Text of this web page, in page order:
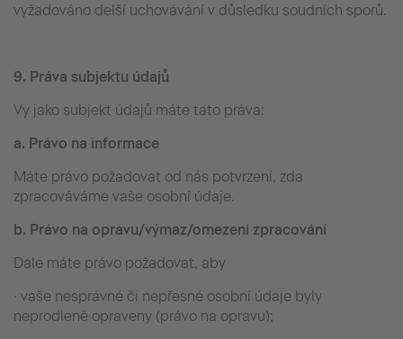
vyžadováno delší uchovávání v důsledku soudních sporů.
9. Práva subjektu údajů
Vy jako subjekt údajů máte tato práva:
a. Právo na informace
Máte právo požadovat od nás potvrzení, zda
zpracováváme vaše osobní údaje.
b. Právo na opravu/výmaz/omezení zpracování
Dále máte právo požadovat, aby
· vaše nesprávné či nepřesné osobní údaje byly
neprodleně opraveny (právo na opravu);